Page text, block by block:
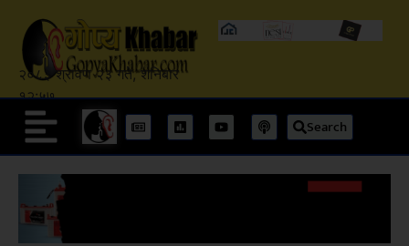
२०८३ श्रावण २३ गते, शनिबार
१२:५७
Search